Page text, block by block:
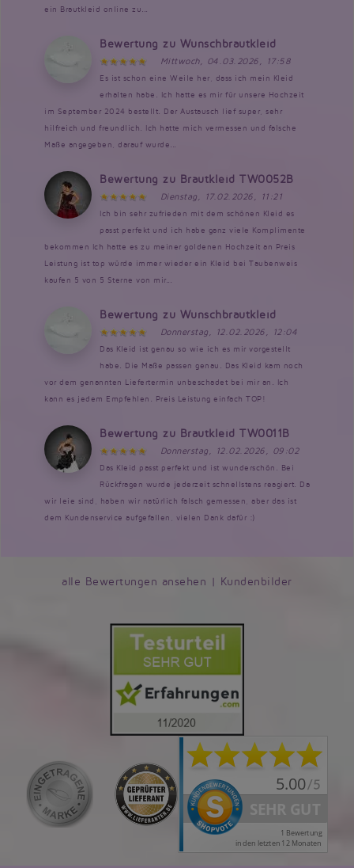
ein Brautkleid online zu...
Bewertung zu Wunschbrautkleid
Mittwoch, 04.03.2026, 17:58
Es ist schon eine Weile her, dass ich mein Kleid
erhalten habe. Ich hatte es mir für unsere Hochzeit
im September 2024 bestellt. Der Austausch lief super, sehr
hilfreich und freundlich. Ich hatte mich vermessen und falsche
Maße angegeben, darauf wurde...
Bewertung zu Brautkleid TW0052B
Dienstag, 17.02.2026, 11:21
Ich bin sehr zufrieden mit dem schönen Kleid es
passt perfekt und ich habe ganz viele Komplimente
bekommen Ich hatte es zu meiner goldenen Hochzeit an Preis
Leistung ist top würde immer wieder ein Kleid bei Taubenweis
kaufen 5 von 5 Sterne von mir...
Bewertung zu Wunschbrautkleid
Donnerstag, 12.02.2026, 12:04
Das Kleid ist genau so wie ich es mir vorgestellt
habe. Die Maße passen genau. Das Kleid kam noch
vor dem genannten Liefertermin unbeschadet bei mir an. Ich
kann es jedem Empfehlen. Preis Leistung einfach TOP!
Bewertung zu Brautkleid TW0011B
Donnerstag, 12.02.2026, 09:02
Das Kleid passt perfekt und ist wunderschön. Bei
Rückfragen wurde jederzeit schnellstens reagiert. Da
wir leie sind, haben wir natürlich falsch gemessen, aber das ist
dem Kundenservice aufgefallen, vielen Dank dafür :)
alle Bewertungen ansehen | Kundenbilder